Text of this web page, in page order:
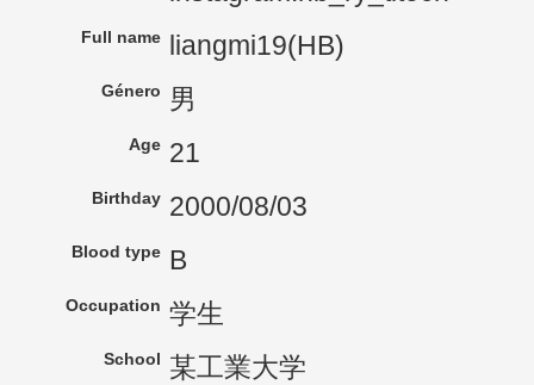
Full name liangmi19(HB)
Género 男
Age 21
Birthday 2000/08/03
Blood type B
Occupation 学生
School 某工業大学